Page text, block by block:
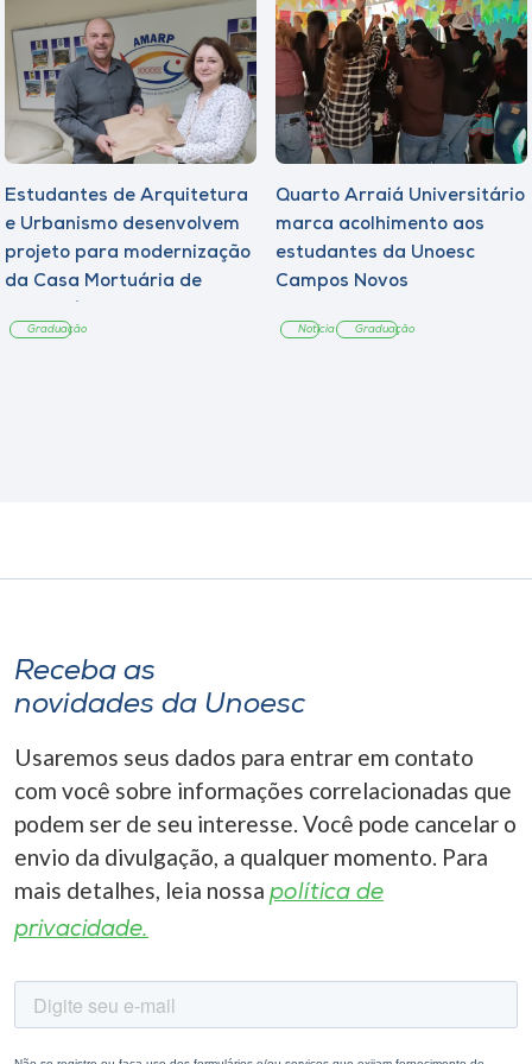
Estudantes de Arquitetura
e Urbanismo desenvolvem
projeto para modernização
da Casa Mortuária de
Graduação
Quarto Arraiá Universitário
marca acolhimento aos
estudantes da Unoesc
Campos Novos
Notícia Graduação
Receba as
novidades da Unoesc
Usaremos seus dados para entrar em contato
com você sobre informações correlacionadas que
podem ser de seu interesse. Você pode cancelar o
envio da divulgação, a qualquer momento. Para
mais detalhes, leia nossa política de
privacidade.